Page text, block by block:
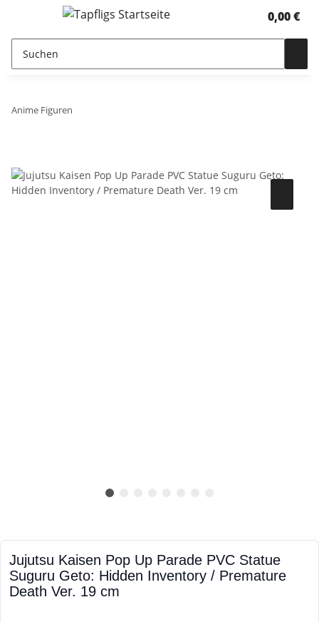
0,00 €
Anime Figuren
Jujutsu Kaisen Pop Up Parade PVC Statue
Suguru Geto: Hidden Inventory / Premature
Death Ver. 19 cm